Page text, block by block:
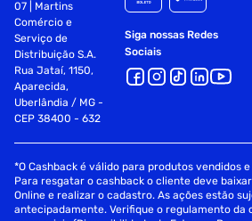
07 | Martins
Comércio e
Serviço de
Distribuição S.A.
Rua Jataí, 1150,
Aparecida,
Uberlândia / MG -
CEP 38400 - 632
Siga nossas Redes
Sociais
*O Cashback é válido para produtos vendidos
Para resgatar o cashback o cliente deve
Online e realizar o cadastro. As ações estão
antecipadamente. Verifique o regulamento da